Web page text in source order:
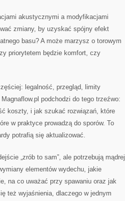
akustycznymi a modyfikacjami
zmiany, by uzyskać spójny efekt
basu? A może marzysz o torowym
priorytetem będzie komfort, czy
legalność, przegląd, limity
podchodzi do tego trzeźwo:
koszty, i jak szukać rozwiązań, które
w praktyce prowadzą do sporów. To
potrafią się aktualizować.
„zrób to sam”, ale potrzebują mądrej
elementów wydechu, jakie
na co uważać przy spawaniu oraz jak
też wyjaśnienia, dlaczego w jednym